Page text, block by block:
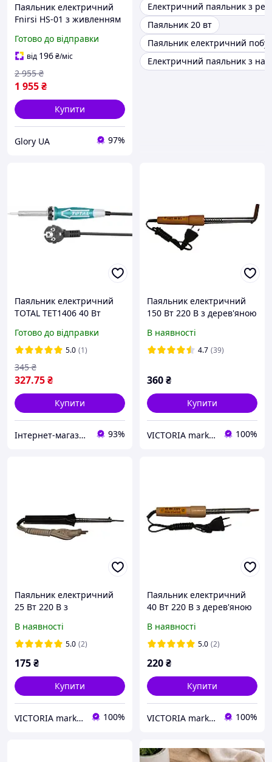
Паяльник електричний
Fnirsi HS-01 з живленням
керамічним нагрівачем,
ручні паяльники для
мікросхем і плат65
Готово до відправки
від 196₴/міс
1 955₴
2 955 ₴
Купити
Glory UA 97%
Електричний паяльник з
Паяльник 20 вт
Паяльник електричний
Електричний паяльник з
Паяльник електричний
TOTAL TET1406 40 Вт
Готово до відправки
5.0 (1)
327.75₴
345 ₴
Купити
Інтернет-магазин "TorgZp" 93%
Паяльник електричний
150 Вт 220 В з дерев'яною
Україна Запоріжжя
В наявності
4.7 (39)
360₴
Купити
VICTORIA market 100%
Паяльник електричний
25 Вт 220 В з
мідне жало 4 мм, Україна
Запоріжжя
В наявності
5.0 (2)
175₴
Купити
VICTORIA market 100%
Паяльник електричний
40 Вт 220 В з дерев'яною
Україна Запоріжжя
В наявності
5.0 (2)
220₴
Купити
VICTORIA market 100%